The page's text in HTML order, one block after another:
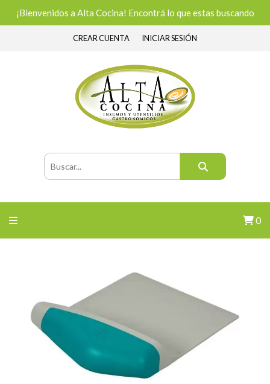
¡Bienvenidos a Alta Cocina! Encontrá lo que estas buscando
CREAR CUENTA INICIAR SESIÓN
0